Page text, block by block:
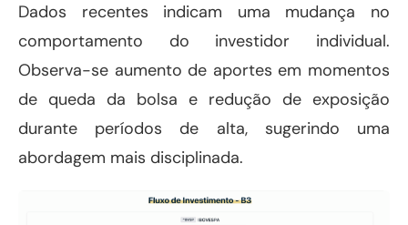
Dados recentes indicam uma mudança no
comportamento do investidor individual.
Observa-se aumento de aportes em momentos
de queda da bolsa e redução de exposição
durante períodos de alta, sugerindo uma
abordagem mais disciplinada.